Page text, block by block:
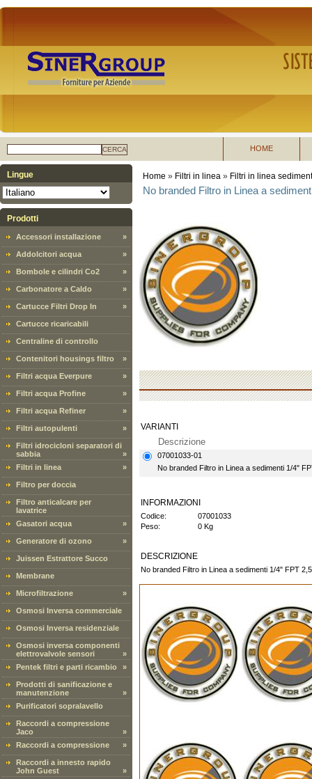
CERCA HOME
Lingue
Prodotti
Accessori installazione »
Addolcitori acqua »
Bombole e cilindri Co2 »
Carbonatore a Caldo »
Cartucce Filtri Drop In »
Cartucce ricaricabili
Centraline di controllo
Contenitori housings filtro »
Filtri acqua Everpure »
Filtri acqua Profine »
Filtri acqua Refiner »
Filtri autopulenti »
Filtri idrocicloni separatori di
sabbia
»
Filtri in linea
»
Filtro per doccia
Filtro anticalcare per
lavatrice
Gasatori acqua
»
Generatore di ozono »
Juissen Estrattore Succo
Membrane
Microfiltrazione »
Osmosi Inversa commerciale
Osmosi Inversa residenziale
Osmosi inversa componenti
elettrovalvole sensori
»
Pentek filtri e parti ricambio
»
Prodotti di sanificazione e
manutenzione
»
Purificatori sopralavello
Raccordi a compressione
Jaco
»
Raccordi a compressione
»
Raccordi a innesto rapido
John Guest
»
Home » Filtri in linea » Filtri in linea
No branded Filtro in Linea a
VARIANTI
Descrizione
07001033-01
No branded Filtro in Linea a sedimenti 1/4"
INFORMAZIONI
Codice:
07001033
Peso:
0 Kg
DESCRIZIONE
No branded Filtro in Linea a sedimenti 1/4" FPT